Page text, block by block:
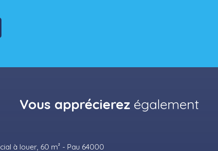
Vous apprécierez également